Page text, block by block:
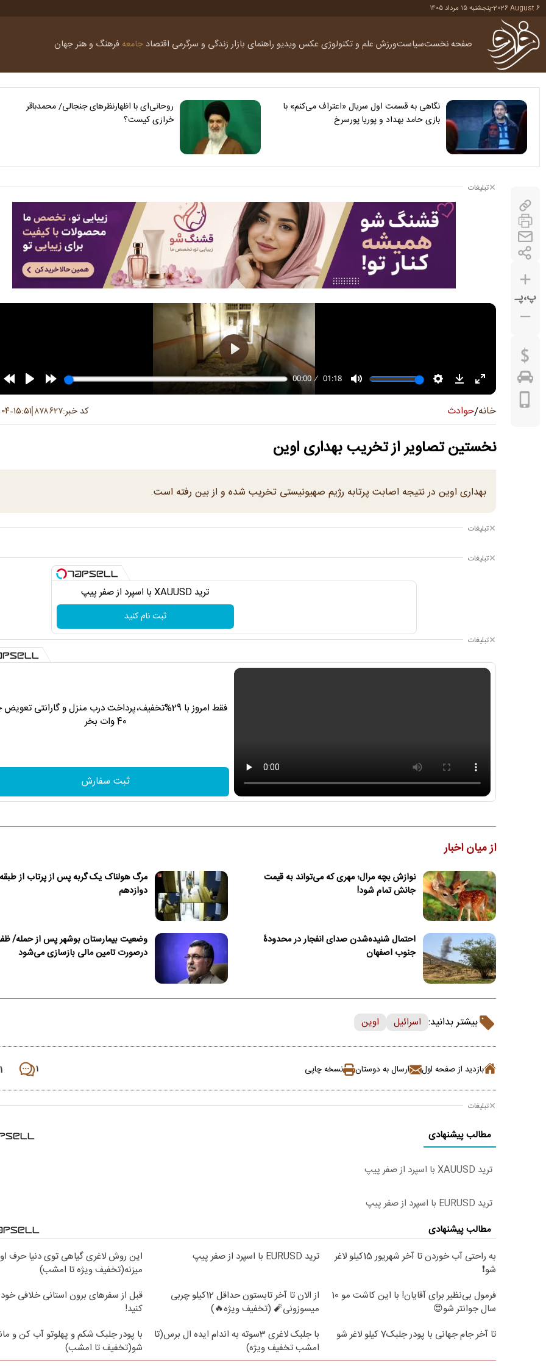
2026 August 6
-پنجشنبه ۱۵ مرداد ۱۴۰۵
صفحه نخستسیاستورزش علم و تکنولوژی عکس ویدیو راهنمای بازارزندگی و سرگرمی اقتصاد جامعه فرهنگ و هنرجهان
نگاهی به قسمت اول سریال «اعتراف می‌کنم» با
بازی حامد بهداد و پوریا پورسرخ
روحانی‌ای با اظهارنظرهای جنجالی/ محمدباقر
خرازی کیست؟
پ،پـ
تبلیغات
خانه/حوادث کد خبر:۸۷۸۶۲۷ ۱۵:۵۱-۰۴ تیر ۱۴۰۴
نخستین تصاویر از تخریب بهداری اوین
بهداری اوین در نتیجه اصابت پرتابه رژیم صهیونیستی تخریب شده و از بین رفته است.
تبلیغات
تبلیغات
ترید XAUUSD با اسپرد از صفر پیپ
ثبت نام کنید
تبلیغات
فقط امروز با 29%تخفیف،پرداخت درب منزل و گارانتی
40 وات بخر
ثبت سفارش
از میان اخبار
نوازش بچه مرال؛ مهری که می‌تواند به قیمت
جانش تمام شود!
مرگ هولناک یک گربه پس از پرتاب از
دوازدهم
احتمال شنیده‌شدن صدای انفجار در محدودۀ
جنوب اصفهان
وضعیت بیمارستان بوشهر پس از حمله/
درصورت تامین مالی بازسازی می‌شود
بیشتر بدانید: اسرائیل اوین
بازدید از صفحه اول ارسال به دوستان نسخه چاپی ۱
تبلیغات
مطالب پیشنهادی
ترید XAUUSD با اسپرد از صفر پیپ
ترید EURUSD با اسپرد از صفر پیپ
مطالب پیشنهادی
به راحتی آب خوردن تا آخر شهریور 15کیلو لاغر
شو❗
ترید EURUSD با اسپرد از صفر پیپ
این روش لاغری گیاهی توی دنیا حرف
میزنه(تخفیف ویژه تا امشب)
فرمول بی‌نظیر برای آقایان! با این کاشت مو 10
سال جوانتر شو😍
از الان تا آخر تابستون حداقل 12کیلو چربی
میسوزونی🧨 (تخفیف ویژه🔥)
قبل از سفرهای برون استانی خلافی
کنید!
تا آخر جام جهانی با پودر جلبک7 کیلو لاغر شو
با جلبک لاغری 3سوته به اندام ایده ال برس(تا
امشب تخفیف ویژه)
با پودر جلبک شکم و پهلوتو آب کن و
شو(تخفیف تا امشب)